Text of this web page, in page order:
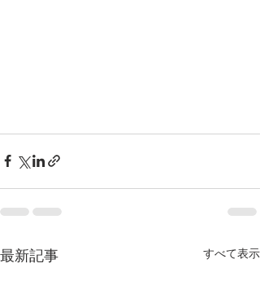
最新記事 すべて表示